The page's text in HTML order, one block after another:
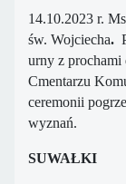
14.10.2023 r.
św. Wojciecha.
urny z
Cmentarzu
ceremonii
wyznań.
SUWAŁKI